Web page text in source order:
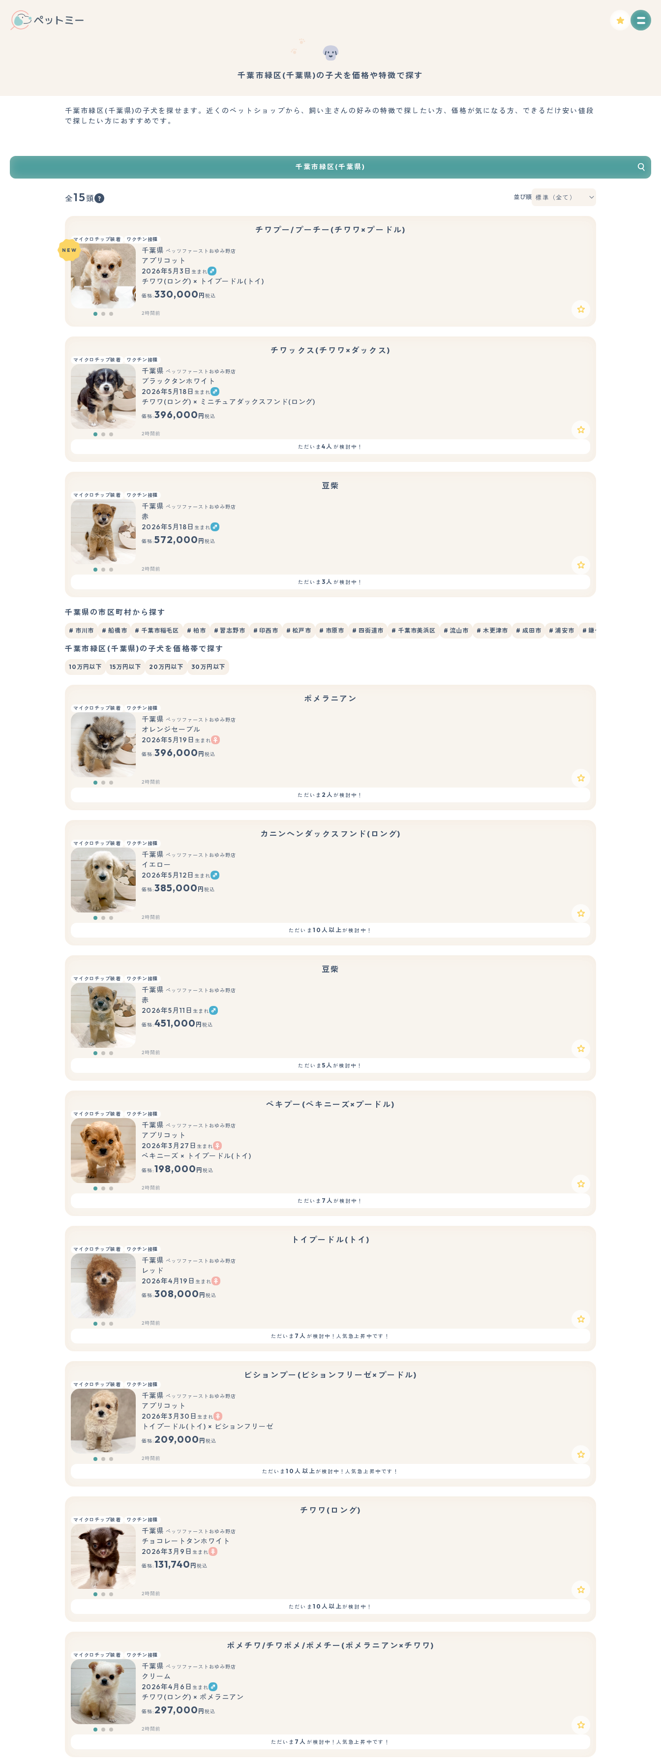
千葉市緑区(千葉県)の子犬を価格や特徴で探す
千葉市緑区(千葉県)の子犬を探せます。近くのペットショップから、飼い主さんの好みの特徴で探したい方、価格が気になる方、できるだけ安い値段
で探したい方におすすめです。
千葉市緑区(千葉県)
全15 頭 並び順
チワプー/プーチー(チワワ×プードル)
マイクロチップ装着 ワクチン接種
もっと見る
NEW 千葉県 ペッツファーストおゆみ野店
アプリコット
2026年5月3日 生まれ
チワワ(ロング) × トイプードル(トイ)
価格:330,000 円 税込
2時間前
チワックス(チワワ×ダックス)
マイクロチップ装着 ワクチン接種
もっと見る
千葉県 ペッツファーストおゆみ野店
ブラックタンホワイト
2026年5月18日 生まれ
チワワ(ロング) × ミニチュアダックスフンド(ロング)
価格:396,000 円 税込
2時間前
ただいま4人 が検討中！
豆柴
マイクロチップ装着 ワクチン接種
もっと見る
千葉県 ペッツファーストおゆみ野店
赤
2026年5月18日 生まれ
価格:572,000 円 税込
2時間前
ただいま3人 が検討中！
千葉県の市区町村から探す
# 市川市 # 船橋市 # 千葉市稲毛区 # 柏市 # 習志野市 # 印西市 # 松戸市 # 市原市 # 四街道市 # 千葉市美浜区 # 流山市 # 木更津市 # 成田市 # 浦安市 # 鎌ケ谷市
千葉市緑区(千葉県)の子犬を価格帯で探す
10万円以下 15万円以下 20万円以下 30万円以下
ポメラニアン
マイクロチップ装着 ワクチン接種
もっと見る
千葉県 ペッツファーストおゆみ野店
オレンジセーブル
2026年5月19日 生まれ
価格:396,000 円 税込
2時間前
ただいま 2人が検討中！
カニンヘンダックスフンド(ロング)
マイクロチップ装着 ワクチン接種
もっと見る
千葉県 ペッツファーストおゆみ野店
イエロー
2026年5月12日 生まれ
価格:385,000 円 税込
2時間前
ただいま 10人以上が検討中！
豆柴
マイクロチップ装着 ワクチン接種
もっと見る
千葉県 ペッツファーストおゆみ野店
赤
2026年5月11日 生まれ
価格:451,000 円 税込
2時間前
ただいま 5人が検討中！
ペキプー(ペキニーズ×プードル)
マイクロチップ装着 ワクチン接種
もっと見る
千葉県 ペッツファーストおゆみ野店
アプリコット
2026年3月27日 生まれ
ペキニーズ × トイプードル(トイ)
価格:198,000 円 税込
2時間前
ただいま 7人が検討中！
トイプードル(トイ)
マイクロチップ装着 ワクチン接種
もっと見る
千葉県 ペッツファーストおゆみ野店
レッド
2026年4月19日 生まれ
価格:308,000 円 税込
2時間前
ただいま 7人 が検討中！人気急上昇中です！
ビションプー(ビションフリーゼ×プードル)
マイクロチップ装着 ワクチン接種
もっと見る
千葉県 ペッツファーストおゆみ野店
アプリコット
2026年3月30日 生まれ
トイプードル(トイ) × ビションフリーゼ
価格: 209,000 円 税込
2時間前
ただいま10人以上が検討中！人気急上昇中です！
チワワ(ロング)
マイクロチップ装着 ワクチン接種
もっと見る
千葉県 ペッツファーストおゆみ野店
チョコレートタンホワイト
2026年3月9日 生まれ
価格:131,740 円 税込
2時間前
ただいま 10人以上が検討中！
ポメチワ/チワポメ/ポメチー(ポメラニアン×チワワ)
マイクロチップ装着 ワクチン接種
もっと見る
千葉県 ペッツファーストおゆみ野店
クリーム
2026年4月6日 生まれ
チワワ(ロング) × ポメラニアン
価格: 297,000 円 税込
2時間前
ただいま 7人 が検討中！人気急上昇中です！